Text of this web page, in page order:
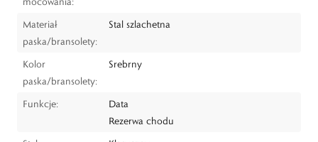
Materiał
paska/bransolety:
Stal szlachetna
Kolor
paska/bransolety:
Srebrny
Funkcje:
Data
Rezerwa chodu